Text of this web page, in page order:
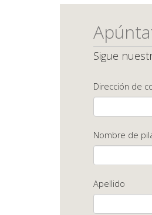
Sigue
Dirección de
Nombre de
Apellido